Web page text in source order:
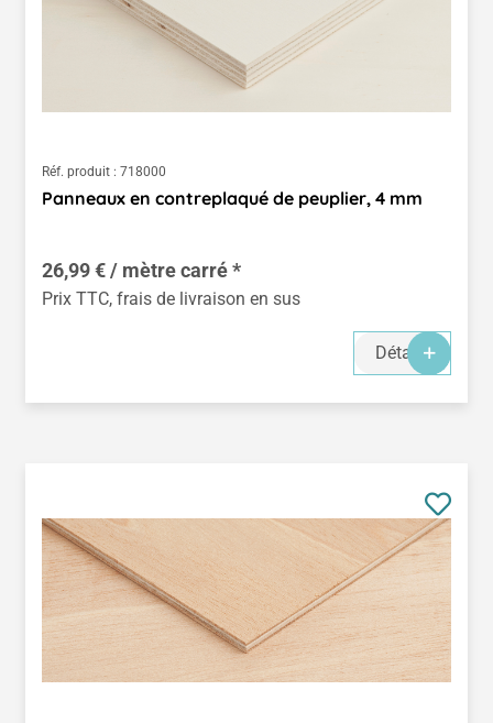
Réf. produit : 718000
Panneaux en contreplaqué de peuplier, 4 mm
26,99 € / mètre carré *
Prix TTC, frais de livraison en sus
Détails